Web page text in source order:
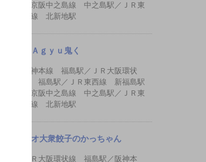
／京阪中之島線 中之島駅／ＪＲ東
西線 北新地駅
ＷＡｇｙｕ鬼く
阪神本線 福島駅／ＪＲ大阪環状
線 福島駅／ＪＲ東西線 新福島駅
／京阪中之島線 中之島駅／ＪＲ東
西線 北新地駅
ネオ大衆餃子のかっちゃん
ＪＲ大阪環状線 福島駅／阪神本